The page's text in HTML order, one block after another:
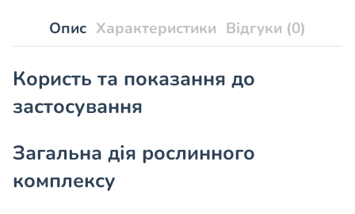
Опис Характеристики Відгуки (0)
Користь та показання до
застосування
Загальна дія рослинного
комплексу